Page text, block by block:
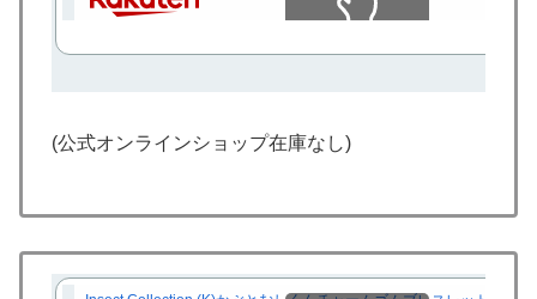
(公式オンラインショップ在庫なし)